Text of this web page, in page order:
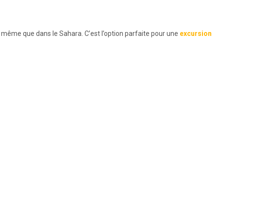
que dans le Sahara. C’est l’option parfaite pour une excursion